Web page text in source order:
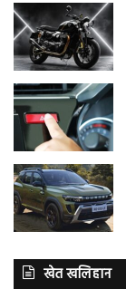
खेत खलिहान